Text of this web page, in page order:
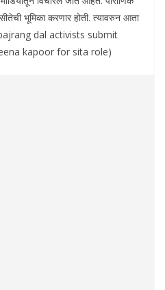
भूमिका करणार होती. त्यावरुन आता
(bajrang dal activists submit
kapoor for sita role)